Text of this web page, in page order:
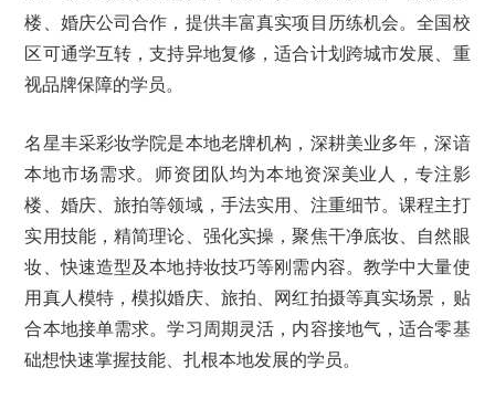
楼、婚庆公司合作，提供丰富真实项目历练机会。全国校
区可通学互转，支持异地复修，适合计划跨城市发展、重
视品牌保障的学员。
名星丰采彩妆学院是本地老牌机构，深耕美业多年，深谙
本地市场需求。师资团队均为本地资深美业人，专注影
楼、婚庆、旅拍等领域，手法实用、注重细节。课程主打
实用技能，精简理论、强化实操，聚焦干净底妆、自然眼
妆、快速造型及本地持妆技巧等刚需内容。教学中大量使
用真人模特，模拟婚庆、旅拍、网红拍摄等真实场景，贴
合本地接单需求。学习周期灵活，内容接地气，适合零基
础想快速掌握技能、扎根本地发展的学员。